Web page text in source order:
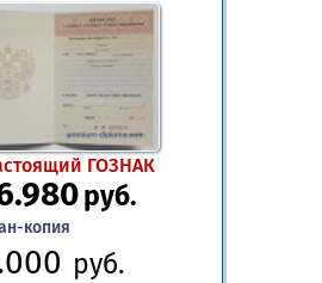
ГОЗНАК
руб.
копия
руб.